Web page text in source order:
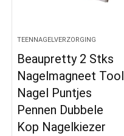
TEENNAGELVERZORGING
Beaupretty 2 Stks
Nagelmagneet Tool
Nagel Puntjes
Pennen Dubbele
Kop Nagelkiezer